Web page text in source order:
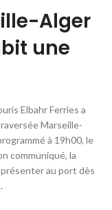
Alger
une
Elbahr Ferries a
Marseille-
à 19h00, le
communiqué, la
au port dès